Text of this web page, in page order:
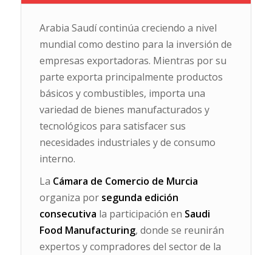
Arabia Saudí continúa creciendo a nivel
mundial como destino para la inversión de
empresas exportadoras. Mientras por su
parte exporta principalmente productos
básicos y combustibles, importa una
variedad de bienes manufacturados y
tecnológicos para satisfacer sus
necesidades industriales y de consumo
interno.
La Cámara de Comercio de Murcia
organiza porsegunda edición
consecutiva la participación en Saudi
Food Manufacturing, donde se reunirán
expertos y compradores del sector de la